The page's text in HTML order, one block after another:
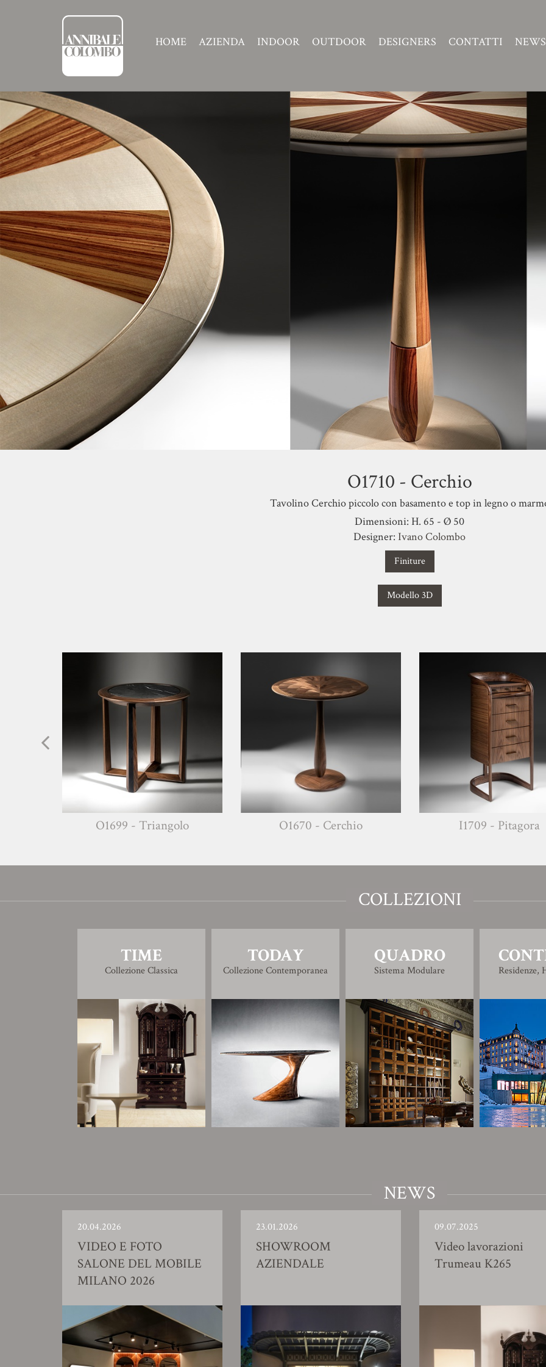
HOME AZIENDA INDOOR OUTDOOR DESIGNERS CONTATTI NEWS
O1710 - Cerchio
Tavolino Cerchio piccolo con basamento e top in legno o
Dimensioni: H. 65 - Ø 50
Designer: Ivano Colombo
Finiture
Modello 3D
O1699 - Triangolo O1670 - Cerchio I1709 - Pitagora
COLLEZIONI
TIME
Collezione Classica
TODAY
Collezione Contemporanea
QUADRO
Sistema Modulare Residenze,
NEWS
20.04.2026
VIDEO E FOTO
SALONE DEL MOBILE
MILANO 2026
23.01.2026
SHOWROOM
AZIENDALE
09.07.2025
Video lavorazioni
Trumeau K265